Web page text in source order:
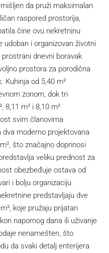
da pruži maksimalan
raspored prostorija,
čine ovu nekretninu
udoban i organizovan životni
dnevni boravak
prostora za porodična
Kuhinja od 5,40 m²
zonom, dok tri
8,11 m² i 8,10 m²
svim članovima
moderno projektovana
što značajno doprinosi
veliku prednost za
obezbeđuje ostava od
i bolju organizaciju
predstavljaju dve
koje pružaju prijatan
napornog dana ili uživanje
nenamešten, što
da svaki detalj enterijera